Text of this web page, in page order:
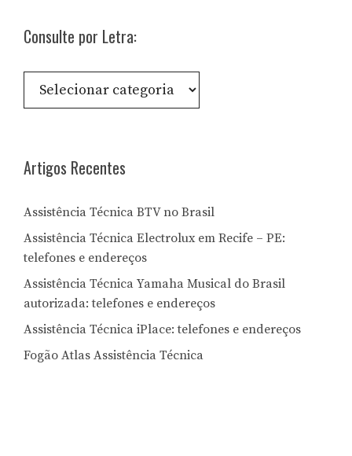
Consulte por Letra:
Consulte
Artigos Recentes
Assistência Técnica BTV no Brasil
Assistência Técnica Electrolux em Recife – PE:
telefones e endereços
Assistência Técnica Yamaha Musical do Brasil
autorizada: telefones e endereços
Assistência Técnica iPlace: telefones e endereços
Fogão Atlas Assistência Técnica